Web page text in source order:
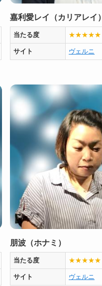
嘉利愛レイ（カリアレイ）
当たる度 ★★★★★
サイト ヴェルニ
朋波（ホナミ）
当たる度 ★★★★★
サイト ヴェルニ